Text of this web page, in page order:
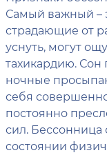
Самый важный –
страдающие от
уснуть, могут
тахикардию.
ночные
себя
постоянно
сил. Бессонница
состоянии